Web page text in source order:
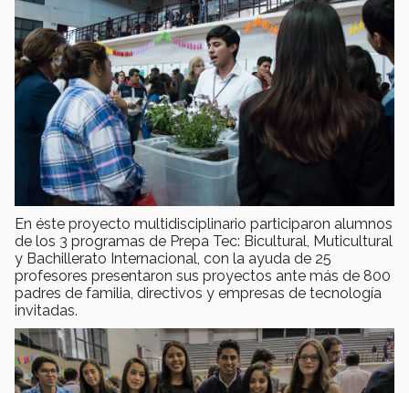
En éste proyecto multidisciplinario participaron alumnos
de los 3 programas de Prepa Tec: Bicultural, Muticultural
y Bachillerato Internacional, con la ayuda de 25
profesores presentaron sus proyectos ante más de 800
padres de familia, directivos y empresas de tecnología
invitadas.